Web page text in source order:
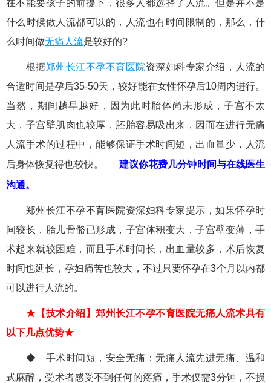
在不能要孩子的前提下，很多人都选择了人流。但是并不是
什么时候做人流都可以的，人流也有时间限制的，那么，什
么时间做无痛人流是较好的?
根据郑州长江不孕不育医院资深妇科专家介绍，人流的
合适时间是孕后35-50天，较好能在女性怀孕后10周内进行。
当然，期间越早越好，因为此时胎体尚未形成，子宫不太
大，子宫壁肌肉也较厚，胚胎容易吸出来，因而在进行无痛
人流手术的过程中，能够保证手术时间短，出血量少，人流
后身体恢复得也较快。
建议你花费几分钟时间与在线医生
沟通。
郑州长江不孕不育医院资深妇科专家提示，如果怀孕时
间较长，胎儿骨骼已形成，子宫体积变大，子宫壁变薄，手
术起来就较困难，而且手术时间长，出血量较多，术后恢复
时间也延长，孕妇痛苦也较大，不过只要怀孕在3个月以内都
可以进行人流的。
★【技术介绍】郑州长江不孕不育医院无痛人流术具有
以下几点优势★
◆ 手术时间短，安全无痛：无痛人流先进无痛、温和
式麻醉，受术者感受不到任何的疼痛，手术仅需3分钟，不损